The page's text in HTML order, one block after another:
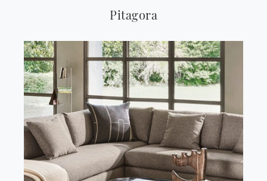
Pitagora